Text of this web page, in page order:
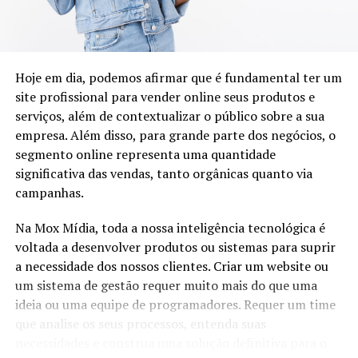
carência alimentar ou situação de vulnerabilidade. A
marca está presente em mais de 240 pontos de vendas.
Site: https://www.wupfood.com.br/
Instagram:https://www.instagram.com/wupfood/
TÓPICOS RELACIONADOS
A SEGUIR
Marketing de Influência em expansão; Agências
crescem no setor
WEMKT360: Agência de marketing digital firma parceria
com Café Nice
tecnológicas será decisiva para definir seu papel no
Conclusão
Mais do que discutir o “fim do PT”, o debate político
atual gira em torno da transformação dos partidos
tradicionais diante de uma sociedade cada vez mais
conectada, polarizada e exigente. O futuro da legenda
dependerá de sua capacidade de renovação, de
sua relevância junto ao eleitorado brasileiro.
FONTE: Volnei Barboza
Protocolado em 2023, o texto de Crivella foi,
inicialmente, apelidade de “anistia light” por abarcar
apenas manifestantes que se envolveram nos atos de 8
de Janeiro e não depredaram patrimônio público nem
atacaram policiais. Após a condenação de Bolsonaro e de
aliados do ex-presidente, o texto ganhou uma nova
discussão na Câmara…
BRASIL DAS INJUSTIÇAS… E O POVO PAGA A CONTA.
Hoje em dia, podemos afirmar que é fundamental ter um
site profissional para vender online seus produtos e
serviços, além de contextualizar o público sobre a sua
empresa. Além disso, para grande parte dos negócios, o
segmento online representa uma quantidade
significativa das vendas, tanto orgânicas quanto via
campanhas.
Na Mox Mídia, toda a nossa inteligência tecnológica é
voltada a desenvolver produtos ou sistemas para suprir
a necessidade dos nossos clientes. Criar um website ou
um sistema de gestão requer muito mais do que uma
ideia ou uma equipe de programadores. Requer um time
que analise os seus processos, entenda suas